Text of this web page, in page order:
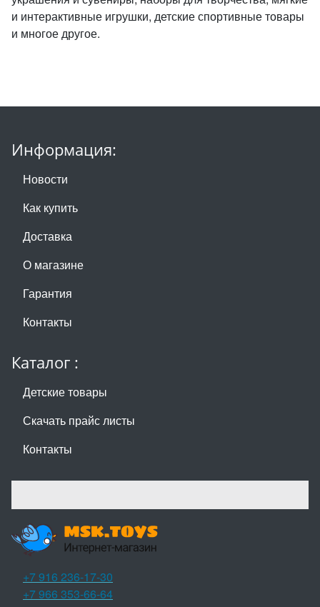
и интерактивные игрушки, детские спортивные товары
и многое другое.
Информация:
Новости
Как купить
Доставка
О магазине
Гарантия
Контакты
Каталог :
Детские товары
Скачать прайс листы
Контакты
+7 916 236-17-30
+7 966 353-66-64